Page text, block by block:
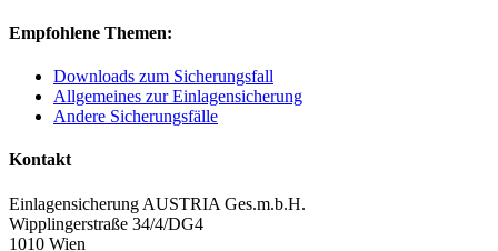
Empfohlene Themen:
Downloads zum Sicherungsfall
Allgemeines zur Einlagensicherung
Andere Sicherungsfälle
Kontakt
Einlagensicherung AUSTRIA Ges.m.b.H.
Wipplingerstraße 34/4/DG4
1010 Wien